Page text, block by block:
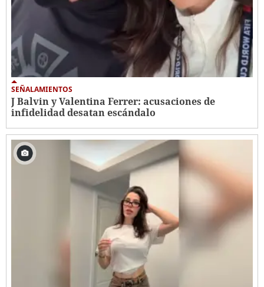
SEÑALAMIENTOS
J Balvin y Valentina Ferrer: acusaciones de
infidelidad desatan escándalo